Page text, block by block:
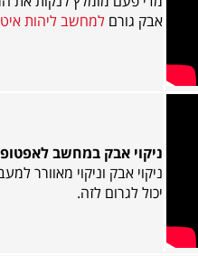
אבק גורם למחשב ליהות
ניקוי אבק במחשב לאפטופ
ניקוי אבק וניקוי מאוורר
יכול לגרום לזה.